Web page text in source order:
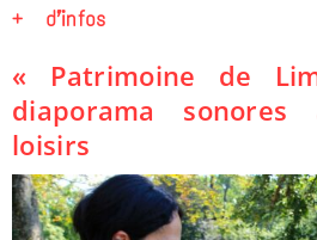
+ d’infos
« Patrimoine de
diaporama
loisirs